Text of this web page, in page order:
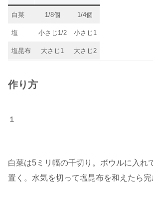
白菜 1/8個 1/4個
塩 小さじ1/2 小さじ1
塩昆布 大さじ1 大さじ2
作り方
１
白菜は5ミリ幅の千切り。ボウルに入れ
置く。水気を切って塩昆布を和えたら完